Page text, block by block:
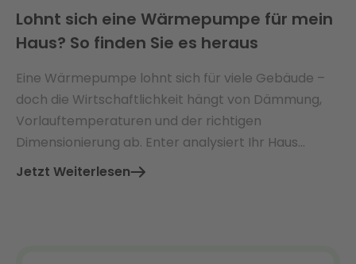
Lohnt sich eine Wärmepumpe für mein
Haus? So finden Sie es heraus
Eine Wärmepumpe lohnt sich für viele Gebäude –
doch die Wirtschaftlichkeit hängt von Dämmung,
Vorlauftemperaturen und der richtigen
Dimensionierung ab. Enter analysiert Ihr Haus
ganzheitlich und findet die perfekt passende Lösung
Jetzt Weiterlesen